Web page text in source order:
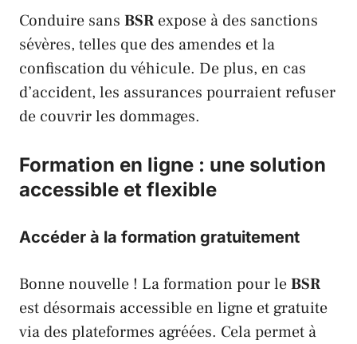
Conduire sans BSR expose à des sanctions
sévères, telles que des amendes et la
confiscation du véhicule. De plus, en cas
d’accident, les assurances pourraient refuser
de couvrir les dommages.
Formation en ligne : une solution
accessible et flexible
Accéder à la formation gratuitement
Bonne nouvelle ! La formation pour leBSR
est désormais accessible en ligne et gratuite
via des plateformes agréées. Cela permet à